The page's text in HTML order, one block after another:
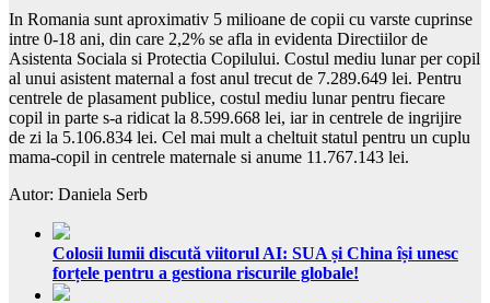
In Romania sunt aproximativ 5 milioane de copii cu varste cuprinse
intre 0-18 ani, din care 2,2% se afla in evidenta Directiilor de
Asistenta Sociala si Protectia Copilului. Costul mediu lunar per copil
al unui asistent maternal a fost anul trecut de 7.289.649 lei. Pentru
centrele de plasament publice, costul mediu lunar pentru fiecare
copil in parte s-a ridicat la 8.599.668 lei, iar in centrele de ingrijire
de zi la 5.106.834 lei. Cel mai mult a cheltuit statul pentru un cuplu
mama-copil in centrele maternale si anume 11.767.143 lei.
Autor: Daniela Serb
Colosii lumii discută viitorul AI: SUA și China își unesc
forțele pentru a gestiona riscurile globale!